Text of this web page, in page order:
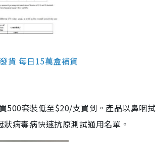
貨 每日15萬盒補貨
500套裝低至$20/支買到。產品以鼻咽
病毒病快速抗原測試通用名單。